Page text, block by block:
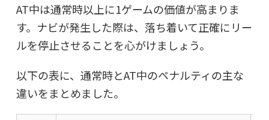
AT中は通常時以上に1ゲームの価値が高まりま
す。ナビが発生した際は、落ち着いて正確にリー
ルを停止させることを心がけましょう。
以下の表に、通常時とAT中のペナルティの主な
違いをまとめました。